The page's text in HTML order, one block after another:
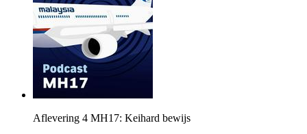
Aflevering 4 MH17: Keihard bewijs